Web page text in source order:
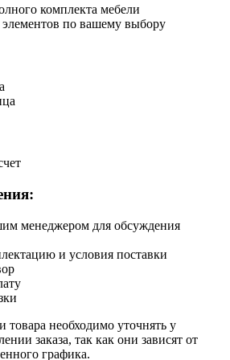
комплекта мебели
элементов по вашему выбору
менеджером для обсуждения
и условия поставки
товара необходимо уточнять у
заказа, так как они зависят от
графика.